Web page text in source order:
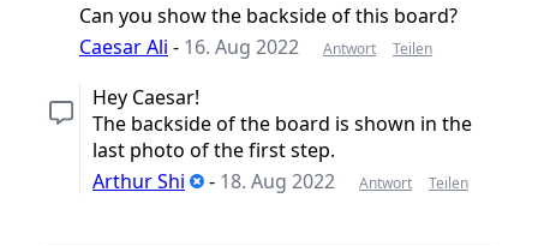
Can you show the backside of this board?
Caesar Ali - 16. Aug 2022 Antwort Teilen
Hey Caesar!
The backside of the board is shown in the
last photo of the first step.
Arthur Shi
- 18. Aug 2022 Antwort Teilen